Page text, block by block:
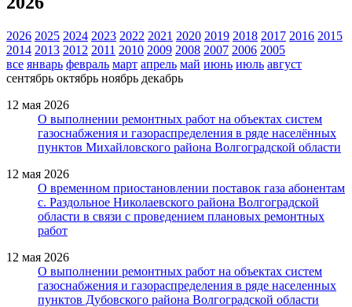
2026 2025 2024 2023 2022 2021 2020 2019 2018 2017 2016 2015
2014 2013 2012 2011 2010 2009 2008 2007 2006 2005
все январь февраль март апрель май июнь июль август
сентябрь октябрь ноябрь декабрь
12 мая 2026
О выполнении ремонтных работ на объектах систем
газоснабжения и газораспределения в ряде населённых
пунктов Михайловского района Волгоградской области
12 мая 2026
О временном приостановлении поставок газа абонентам
с. Раздольное Николаевского района Волгоградской
области в связи с проведением плановых ремонтных
работ
12 мая 2026
О выполнении ремонтных работ на объектах систем
газоснабжения и газораспределения в ряде населенных
пунктов Дубовского района Волгоградской области